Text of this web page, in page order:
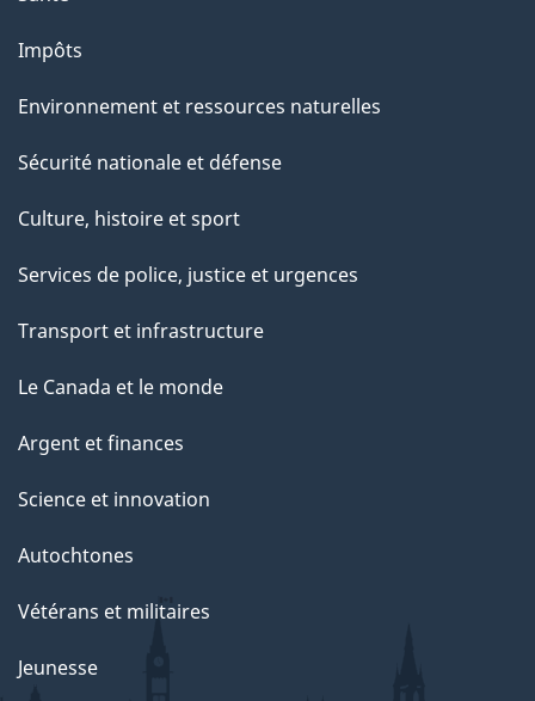
Impôts
Environnement et ressources naturelles
Sécurité nationale et défense
Culture, histoire et sport
Services de police, justice et urgences
Transport et infrastructure
Le Canada et le monde
Argent et finances
Science et innovation
Autochtones
Vétérans et militaires
Jeunesse